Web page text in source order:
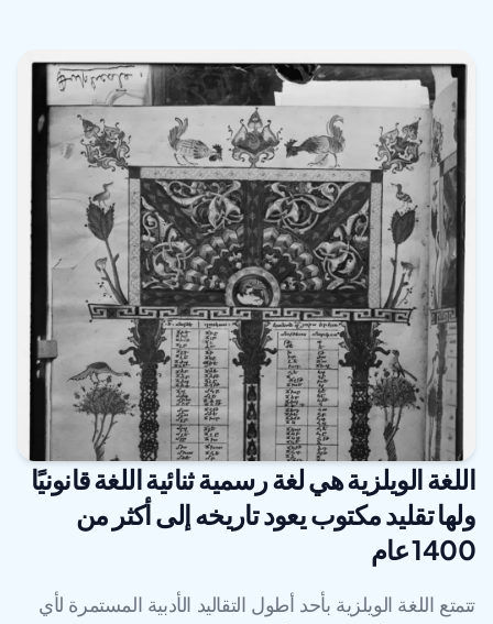
اللغة الويلزية هي لغة رسمية ثنائية اللغة قانونيًا
ولها تقليد مكتوب يعود تاريخه إلى أكثر من
1400 عام
تتمتع اللغة الويلزية بأحد أطول التقاليد الأدبية المستمرة لأي